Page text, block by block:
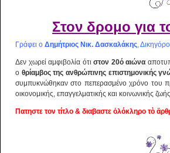
Στον δρομο για
Γράφει ο Δημήτριος Νικ. Δασκαλάκης,
Δεν χωρεί αμφιβολία ότιστον 20ό αιώνα
ο θρίαμβος της ανθρώπινης επιστημονικής
συμπυκνώθηκαν στο πεπερασμένο χρόνο του
οικονομικής, επαγγελματικής και κοινωνικής
Πατηστε τον τίτλο & διαβαστε ὁλόκληρο τὸ